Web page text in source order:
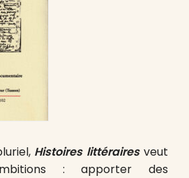
Histoires littérairesveut
: apporter des